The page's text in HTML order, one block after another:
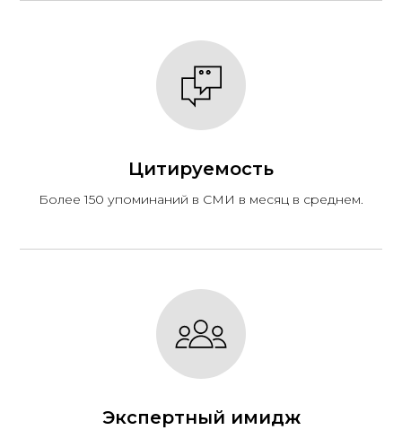
Цитируемость
Более 150 упоминаний в СМИ в месяц в среднем.
Экспертный имидж